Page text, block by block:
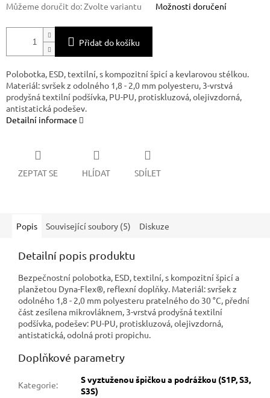
Můžeme doručit do:Zvolte variantu Možnosti doručení
Přidat do košíku
Polobotka, ESD, textilní, s kompozitní špicí a kevlarovou stélkou.
Materiál: svršek z odolného 1,8 - 2,0 mm polyesteru, 3-vrstvá
prodyšná textilní podšívka, PU-PU, protiskluzová, olejivzdorná,
antistatická podešev.
Detailní informace
ZEPTAT SE HLÍDAT SDÍLET
Popis Související soubory (5) Diskuze
Detailní popis produktu
Bezpečnostní polobotka, ESD, textilní, s kompozitní špicí a
planžetou Dyna-Flex®, reflexní doplňky. Materiál: svršek z
odolného 1,8 - 2,0 mm polyesteru pratelného do 30 °C, přední
část zesílena mikrovláknem, 3-vrstvá prodyšná textilní
podšívka, podešev: PU-PU, protiskluzová, olejivzdorná,
antistatická, odolná proti propichu.
Doplňkové parametry
Kategorie:
S vyztuženou špičkou a podrážkou (S1P, S3,
S3S)